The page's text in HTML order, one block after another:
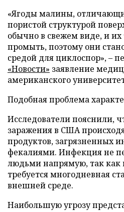
«Ягоды малины,
пористой структурой
обычно в свежем виде, и
промыть, поэтому они
средой для циклоспор», –
«Новости» заявление
американского
Подобная проблема
Исследователи пояснили,
заражения в США
продуктов, загрязненных
фекалиями. Инфекция не
людьми напрямую, так как
требуется многодневная
внешней среде.
Наибольшую угрозу